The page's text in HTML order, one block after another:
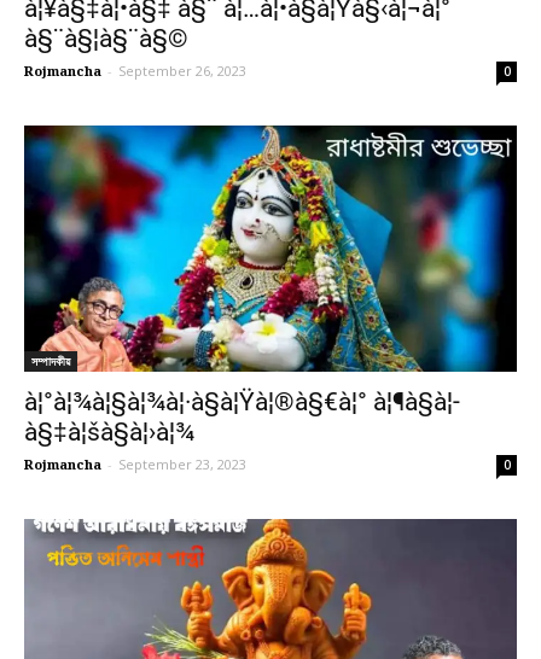
à¦¥à§‡à¦•à§‡ à§¨ à¦…à¦•à§à¦Ÿà§‹à¦¬à¦°
à§¨à§¦à§¨à§©
Rojmancha - September 26, 2023 0
সম্পাদকীয়
à¦°à¦¾à¦§à¦¾à¦·à§à¦Ÿà¦®à§€à¦° à¦¶à§à¦­
à§‡à¦šà§à¦›à¦¾
Rojmancha - September 23, 2023 0